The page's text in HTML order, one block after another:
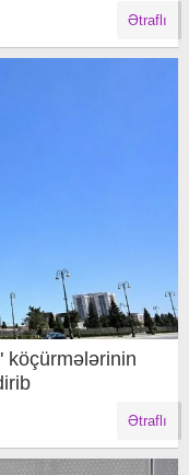
Ətraflı
köçürmələrinin
Ətraflı